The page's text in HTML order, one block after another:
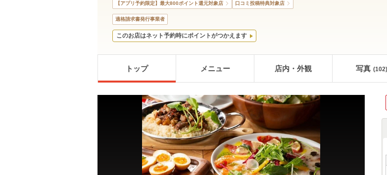
【アプリ予約限定】最大800ポイント還元対象店 口コミ投稿特典対象店
適格請求書発行事業者
このお店はネット予約時にポイントがつかえます
トップ メニュー 店内・外観 写真 (102)